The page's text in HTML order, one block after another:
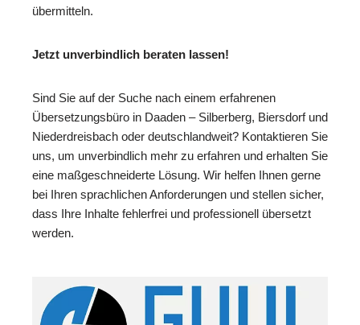
übermitteln.
Jetzt unverbindlich beraten lassen!
Sind Sie auf der Suche nach einem erfahrenen
Übersetzungsbüro in Daaden – Silberberg, Biersdorf und
Niederdreisbach oder deutschlandweit? Kontaktieren Sie
uns, um unverbindlich mehr zu erfahren und erhalten Sie
eine maßgeschneiderte Lösung. Wir helfen Ihnen gerne
bei Ihren sprachlichen Anforderungen und stellen sicher,
dass Ihre Inhalte fehlerfrei und professionell übersetzt
werden.